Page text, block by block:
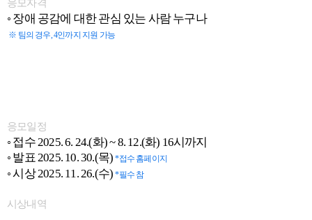
응모자격
◦ 장애 공감에 대한 관심 있는 사람 누구나
※ 팀의 경우, 4인까지 지원 가능
응모일정
◦ 접수2025. 6. 24.(화) ~ 8. 12.(화) 16시까지
◦ 발표2025. 10. 30.(목)*접수 홈페이지
◦시상2025. 11. 26.(수)*필수 참
시상내역